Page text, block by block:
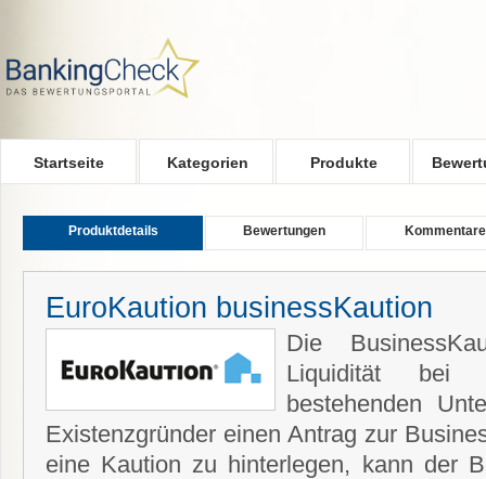
Startseite Kategorien Produkte
Produktdetails Bewertungen Kommentare
EuroKaution businessKaution
Die
Liquidität bei
bestehenden
Existenzgründer einen Antrag zur
eine Kaution zu hinterlegen, kann der